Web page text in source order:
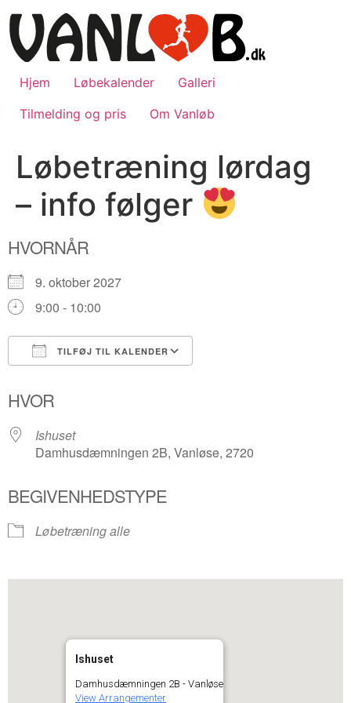
til
indhold
Hjem Løbekalender
Galleri
Tilmelding og pris
Om Vanløb
Løbetræning lørdag
– info følger
HVORNÅR
9. oktober 2027
9:00 - 10:00
TILFØJ TIL KALENDER
HVOR
Ishuset
Damhusdæmningen 2B, Vanløse, 2720
BEGIVENHEDSTYPE
Løbetræning alle
Ishuset
Damhusdæmningen 2B - Vanløse
View Arrangementer